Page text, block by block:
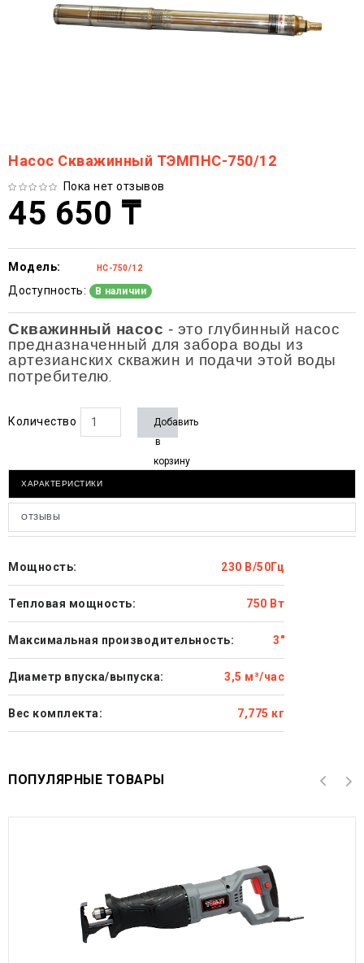
Насос Скважинный ТЭМПНС-750/12
Пока нет отзывов
45 650 ₸
Модель: НС-750/12
Доступность: В наличии
Скважинный насос - это глубинный насос
предназначенный для забора воды из
артезианских скважин и подачи этой воды
потребителю.
Количество
Добавить
в
корзину
ХАРАКТЕРИСТИКИ
ОТЗЫВЫ
Мощность: 230 В/50Гц
Тепловая мощность: 750 Вт
Максимальная производительность: 3"
Диаметр впуска/выпуска: 3,5 м³/час
Вес комплекта: 7,775 кг
ПОПУЛЯРНЫЕ ТОВАРЫ